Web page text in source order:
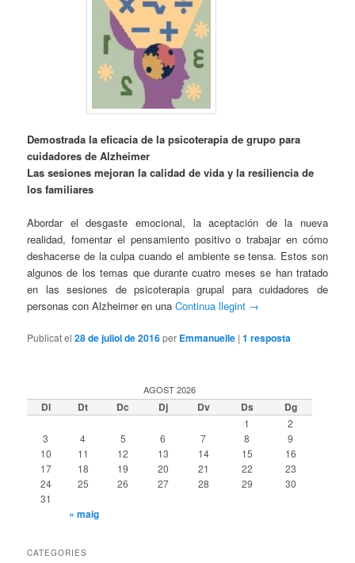
Demostrada la eficacia de la psicoterapia de grupo para
cuidadores de Alzheimer
Las sesiones mejoran la calidad de vida y la resiliencia de
los familiares
Abordar el desgaste emocional, la aceptación de la nueva
realidad, fomentar el pensamiento positivo o trabajar en cómo
deshacerse de la culpa cuando el ambiente se tensa. Estos son
algunos de los temas que durante cuatro meses se han tratado
en las sesiones de psicoterapia grupal para cuidadores de
personas con Alzheimer en unaContinua llegint →
Publicat el28 de juliol de 2016per Emmanuelle |1 resposta
AGOST 2026
Dl Dt Dc Dj Dv Ds Dg
1
2
3
4 5 6 7 8
9
10
11 12 13 14 15
16
17
18 19 20 21 22
23
24
25 26 27 28 29
30
31
« maig
CATEGORIES